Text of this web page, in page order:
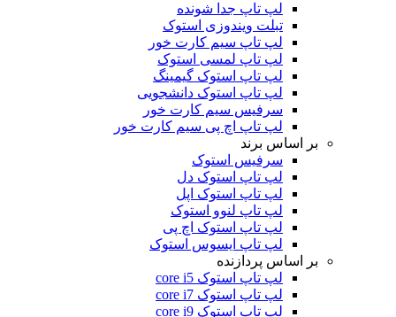
لپ تاپ جدا شونده
تبلت ویندوزی استوک
لپ تاپ سیم کارت خور
لپ تاپ لمسی استوک
لپ تاپ استوک گیمینگ
لپ تاپ استوک دانشجویی
سرفیس سیم کارت خور
لپ تاپ اچ پی سیم کارت خور
بر اساس برند
سرفیس استوک
لپ تاپ استوک دل
لپ تاپ استوک اپل
لپ تاپ لنوو استوک
لپ تاپ استوک اچ پی
لپ تاپ ایسوس استوک
بر اساس پردازنده
لپ تاپ استوک core i5
لپ تاپ استوک core i7
لپ تاپ استوک core i9